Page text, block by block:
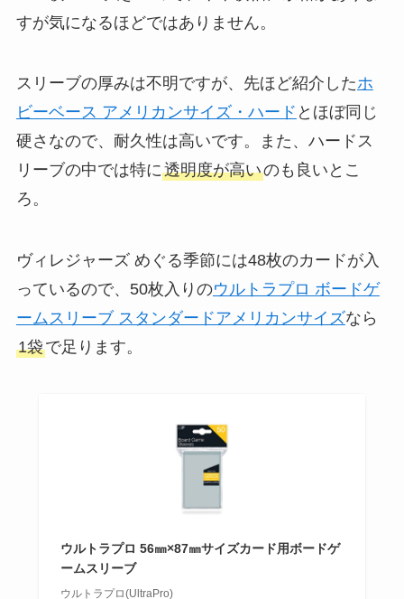
すが気になるほどではありません。
スリーブの厚みは不明ですが、先ほど紹介したホ
ビーベース アメリカンサイズ・ハード とほぼ同じ
硬さなので、耐久性は高いです。また、ハードス
リーブの中では特に透明度が高いのも良いとこ
ろ。
ヴィレジャーズ めぐる季節には48枚のカードが入
っているので、50枚入りのウルトラプロ ボードゲ
ームスリーブ スタンダードアメリカンサイズなら
1袋で足ります。
ウルトラプロ 56㎜×87㎜サイズカード用ボードゲ
ームスリーブ
ウルトラプロ(UltraPro)